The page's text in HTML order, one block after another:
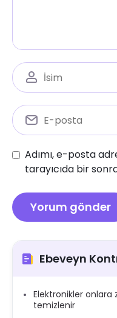
Adımı, e-posta
tarayıcıda bir
Ebeveyn
Elektronikler onlara
temizlenir